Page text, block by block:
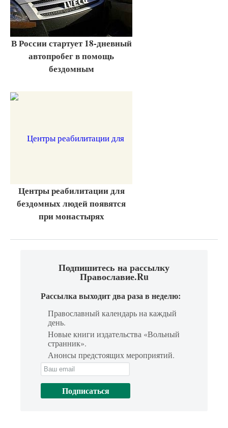
В России стартует 18-дневный
автопробег в помощь
бездомным
Центры реабилитации для
бездомных людей появятся
при монастырях
Подпишитесь на рассылку
Православие.Ru
Рассылка выходит два раза в неделю:
Православный календарь на каждый
день.
Новые книги издательства «Вольный
странник».
Анонсы предстоящих мероприятий.